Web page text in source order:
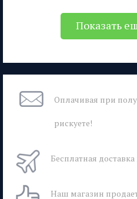
Показать
Оплачивая при
рискуете!
Бесплатная доставка
Наш магазин